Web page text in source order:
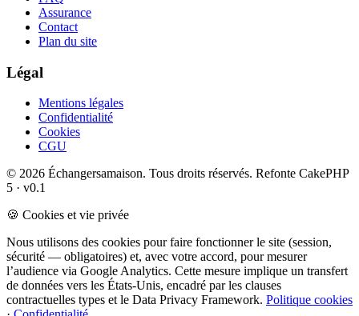
Assurance
Contact
Plan du site
Légal
Mentions légales
Confidentialité
Cookies
CGU
© 2026 Échangersamaison. Tous droits réservés. Refonte CakePHP
5 · v0.1
🍪 Cookies et vie privée
Nous utilisons des cookies pour faire fonctionner le site (session,
sécurité — obligatoires) et, avec votre accord, pour mesurer
l’audience via Google Analytics. Cette mesure implique un transfert
de données vers les États-Unis, encadré par les clauses
contractuelles types et le Data Privacy Framework. Politique cookies